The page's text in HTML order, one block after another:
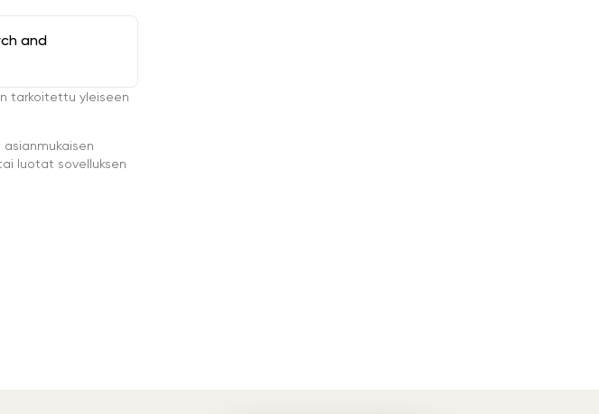
and
tarkoitettu yleiseen
luotat sovelluksen